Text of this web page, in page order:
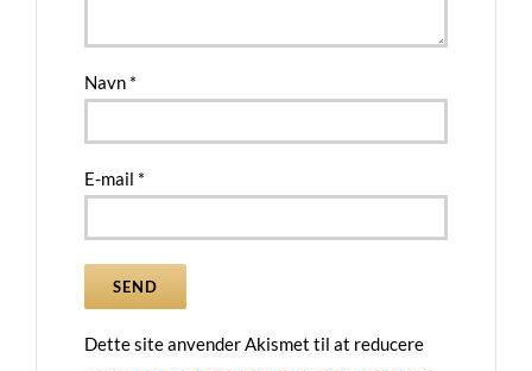
Navn *
E-mail *
Dette site anvender Akismet til at reducere